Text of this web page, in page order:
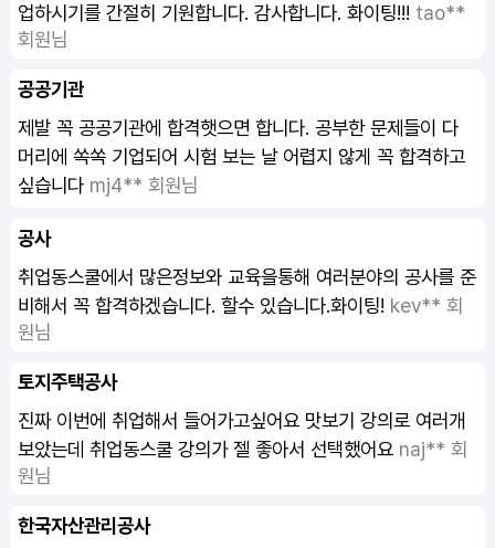
업하시기를 간절히 기원합니다. 감사합니다. 화이팅!!! tao**
회원님
공공기관
제발 꼭 공공기관에 합격햇으면 합니다. 공부한 문제들이 다
머리에 쏙쏙 기업되어 시험 보는 날 어렵지 않게 꼭 합격하고
싶습니다 mj4** 회원님
공사
취업동스쿨에서 많은정보와 교육을통해 여러분야의 공사를 준
비해서 꼭 합격하겠습니다. 할수 있습니다.화이팅! kev** 회
원님
토지주택공사
진짜 이번에 취업해서 들어가고싶어요 맛보기 강의로 여러개
보았는데 취업동스쿨 강의가 젤 좋아서 선택했어요 naj** 회
원님
한국자산관리공사